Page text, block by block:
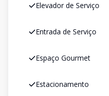
Elevador de Serviço
Entrada de Serviço
Espaço Gourmet
Estacionamento